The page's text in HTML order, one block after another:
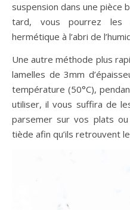
suspension dans une pièce
tard, vous pourrez les
hermétique à l’abri de
Une autre méthode plus
lamelles de 3mm
température (50°C),
utiliser, il vous suffira de
parsemer sur vos plats
tiède afin qu’ils retrouvent